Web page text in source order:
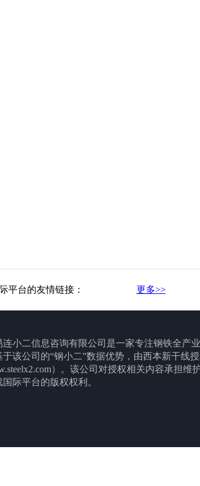
平台的友情链接： 更多>>
连小二信息咨询有限公司是一家专注钢铁全产
于该公司的“钢小二”数据优势，由西本新干线
）。该公司对授权相关内容承担维
际平台的版权权利。